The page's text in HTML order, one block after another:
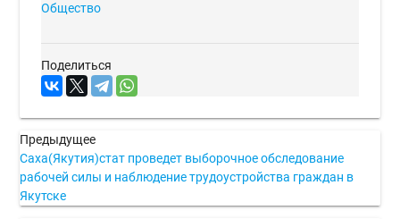
Общество
Поделиться
Предыдущее
Саха(Якутия)стат проведет выборочное обследование
рабочей силы и наблюдение трудоустройства граждан в
Якутске